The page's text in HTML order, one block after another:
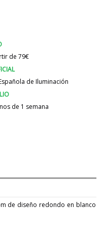
de 79€
de Iluminación
de 1 semana
de diseño redondo en blanco